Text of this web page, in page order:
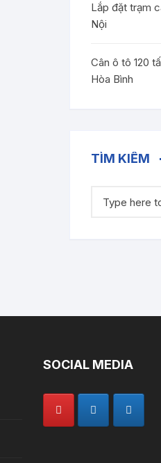
Lắp đặt trạm
Nội
Cân ô tô 120
Hòa Bình
TÌM KIẾM
kiếm:
SOCIAL MEDIA